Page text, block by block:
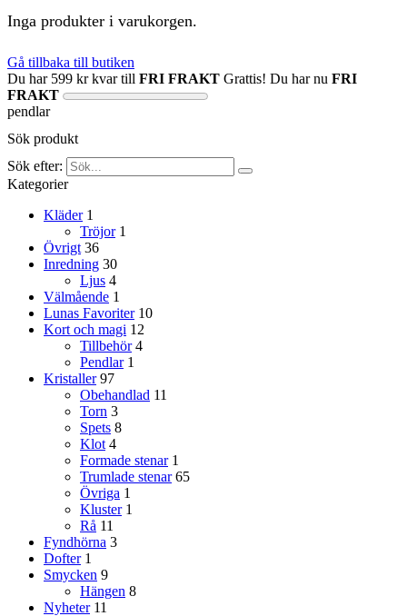
Inga produkter i varukorgen.
Gå tillbaka till butiken
Du har 599 krkvar till FRI FRAKT Grattis! Du har nu FRI
FRAKT
pendlar
Sök produkt
Sök efter:
Kategorier
Kläder 1
Tröjor 1
Övrigt 36
Inredning 30
Ljus 4
Välmående 1
Lunas Favoriter 10
Kort och magi 12
Tillbehör 4
Pendlar 1
Kristaller 97
Obehandlad 11
Torn 3
Spets 8
Klot 4
Formade stenar 1
Trumlade stenar 65
Övriga 1
Kluster 1
Rå 11
Fyndhörna 3
Dofter 1
Smycken 9
Hängen 8
Nyheter 11